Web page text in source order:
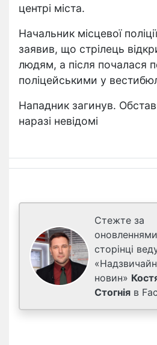
центрі міста.
Начальник місцевої
заявив, що стрілець
людям, а після почалася
поліцейськими у
Нападник загинув.
наразі невідомі
Стежте за
сторінці
новин»
Стогнія в